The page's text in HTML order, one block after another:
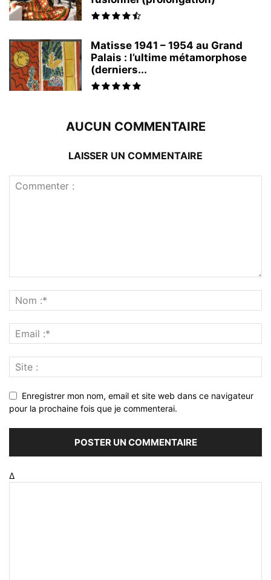
Matisse 1941 – 1954 au Grand
Palais : l’ultime métamorphose
(derniers...
AUCUN COMMENTAIRE
LAISSER UN COMMENTAIRE
Enregistrer mon nom, email et site web dans ce navigateur
pour la prochaine fois que je commenterai.
Δ